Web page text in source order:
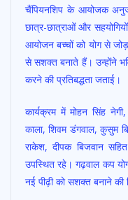
चैंपियनशिप के आयोजक अनुज
छात्र-छात्राओं और
आयोजन बच्चों को योग से
से सशक्त बनाते हैं। उन्होंने
करने की प्रतिबद्धता जताई।
कार्यक्रम में मोहन सिंह
काला, शिवम डंगवाल, कुसुम
राकेश, दीपक बिजवान
उपस्थित रहे। गढ़वाल कप
नई पीढ़ी को सशक्त बनाने की